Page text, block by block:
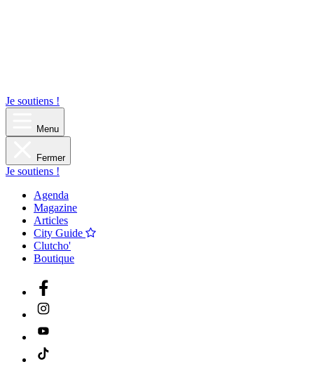
Je soutiens !
Menu
Fermer
Je soutiens !
Agenda
Magazine
Articles
City Guide
Clutcho'
Boutique